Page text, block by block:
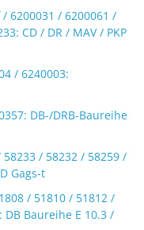
6200031 / 6200061 /
CD / DR / MAV / PKP
/ 6240003:
DB-/DRB-Baureihe
/ 58232 / 58259 /
Gags-t
/ 51810 / 51812 /
DB Baureihe E 10.3 /